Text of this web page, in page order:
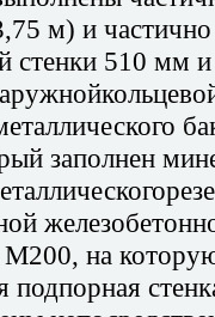
м) и
стенки 510 мм
заполнен
М200, на
подпорная